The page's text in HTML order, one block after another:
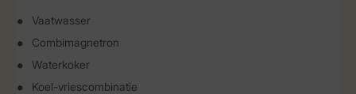
Vaatwasser
Combimagnetron
Waterkoker
Koel-vriescombinatie